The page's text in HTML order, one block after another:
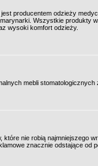
producentem odzieży
Wszystkie produkty
wysoki komfort odzieży.
mebli stomatologicznych
nie robią najmniejszego
znacznie odstające od